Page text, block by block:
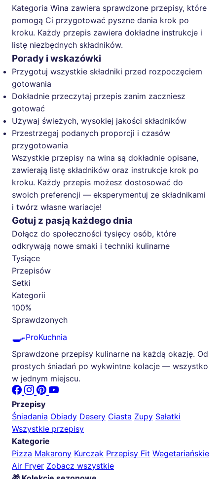
Kategoria Wina zawiera sprawdzone przepisy, które
pomogą Ci przygotować pyszne dania krok po
kroku. Każdy przepis zawiera dokładne instrukcje i
listę niezbędnych składników.
Porady i wskazówki
Przygotuj wszystkie składniki przed rozpoczęciem
gotowania
Dokładnie przeczytaj przepis zanim zaczniesz
gotować
Używaj świeżych, wysokiej jakości składników
Przestrzegaj podanych proporcji i czasów
przygotowania
Wszystkie przepisy na wina są dokładnie opisane,
zawierają listę składników oraz instrukcje krok po
kroku. Każdy przepis możesz dostosować do
swoich preferencji — eksperymentuj ze składnikami
i twórz własne wariacje!
Gotuj z pasją każdego dnia
Dołącz do społeczności tysięcy osób, które
odkrywają nowe smaki i techniki kulinarne
Tysiące
Przepisów
Setki
Kategorii
100%
Sprawdzonych
🍳ProKuchnia
Sprawdzone przepisy kulinarne na każdą okazję. Od
prostych śniadań po wykwintne kolacje — wszystko
w jednym miejscu.
Przepisy
Śniadania Obiady Desery Ciasta Zupy Sałatki
Wszystkie przepisy
Kategorie
Pizza Makarony Kurczak Przepisy Fit Wegetariańskie
Air Fryer Zobacz wszystkie